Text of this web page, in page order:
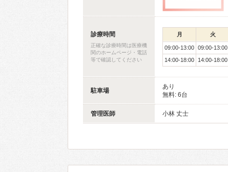
診療時間
正確な診療時間は医療機
関のホームページ・電話
等で確認してください
月 火
09:00-13:00 09:00-13:00
14:00-18:00
14:00-18:00
駐車場
あり
無料: 6台
管理医師 小林 丈士